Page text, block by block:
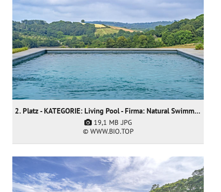
2. Platz - KATEGORIE: Living Pool - Firma: Natural Swimming Pools Ltd
19,1 MB .JPG
© WWW.BIO.TOP